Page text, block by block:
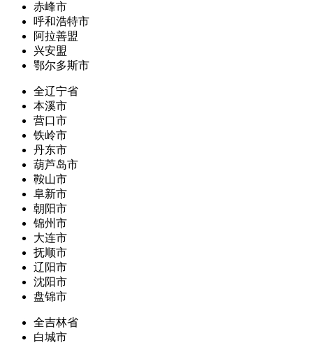
赤峰市
呼和浩特市
阿拉善盟
兴安盟
鄂尔多斯市
全辽宁省
本溪市
营口市
铁岭市
丹东市
葫芦岛市
鞍山市
阜新市
朝阳市
锦州市
大连市
抚顺市
辽阳市
沈阳市
盘锦市
全吉林省
白城市